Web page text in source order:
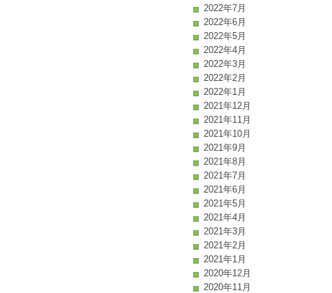
2022年7月
2022年6月
2022年5月
2022年4月
2022年3月
2022年2月
2022年1月
2021年12月
2021年11月
2021年10月
2021年9月
2021年8月
2021年7月
2021年6月
2021年5月
2021年4月
2021年3月
2021年2月
2021年1月
2020年12月
2020年11月